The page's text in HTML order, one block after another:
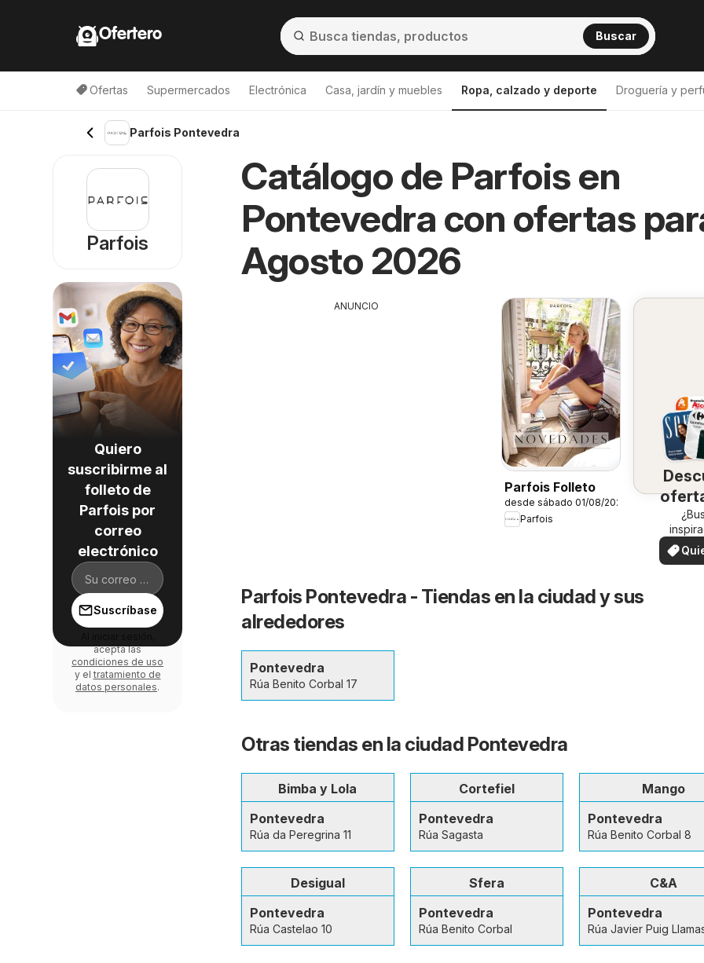
Ofertero Buscar
Ofertas Supermercados Electrónica Casa, jardín y muebles Ropa, calzado y deporte Droguería y
Parfois Pontevedra
Catálogo de Parfois en
Pontevedra con ofertas
Agosto 2026
ANUNCIO
Parfois Folleto
desde sábado 01/08/2026
Parfois
su
¡Vea
en su
ver
Parfois Pontevedra - Tiendas en la ciudad y sus
alrededores
Pontevedra
Rúa Benito Corbal 17
Otras tiendas en la ciudad Pontevedra
Bimba y Lola
Pontevedra
Rúa da Peregrina 11
Cortefiel
Pontevedra
Rúa Sagasta
Mango
Pontevedra
Rúa Benito Corbal 8
Desigual
Pontevedra
Rúa Castelao 10
Sfera
Pontevedra
Rúa Benito Corbal
C&A
Pontevedra
Rúa Javier Puig
Parfois
Quiero
suscribirme al
folleto de
Parfois por
correo
electrónico
Suscríbase
acepta las
condiciones de uso
y el tratamiento de
datos personales.